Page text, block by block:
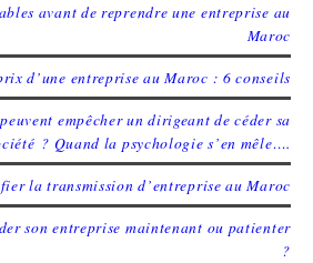
avant de reprendre une entreprise au
Maroc
d’une entreprise au Maroc : 6 conseils
empêcher un dirigeant de céder sa
? Quand la psychologie s’en mêle….
la transmission d’entreprise au Maroc
son entreprise maintenant ou patienter
?